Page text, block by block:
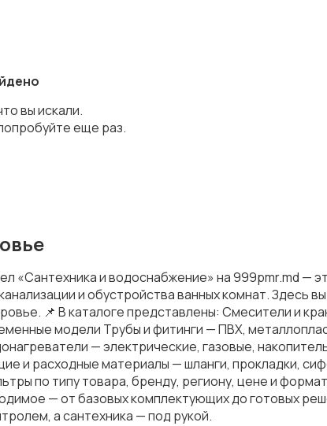
вы искали.
еще раз.
«Сантехника и водоснабжение» на 999pmr.md —
и обустройства ванных комнат. Здесь
📌 В каталоге представлены: Смесители и
модели Трубы и фитинги — ПВХ,
— электрические, газовые,
и расходные материалы — шланги, прокладки,
по типу товара, бренду, региону, цене и
— от базовых комплектующих до готовых
а сантехника — под рукой.